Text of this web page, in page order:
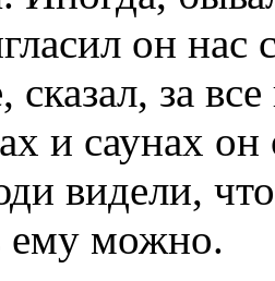
он нас
сказал, за
и саунах
видели, что
ему можно.